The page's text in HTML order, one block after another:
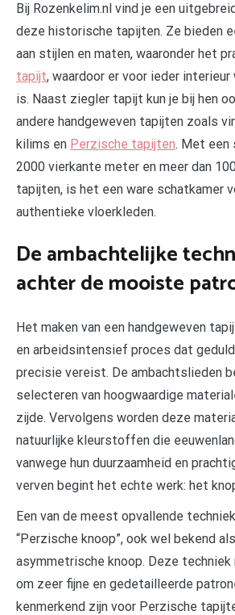
Bij Rozenkelim.nl vind je een
deze historische tapijten. Ze bieden
aan stijlen en maten, waaronder het
tapijt, waardoor er voor ieder
is. Naast ziegler tapijt kun je bij hen
andere handgeweven tapijten zoals
kilims en Perzische tapijten. Met een
2000 vierkante meter en meer dan
tapijten, is het een ware schatkamer
authentieke vloerkleden.
De ambachtelijke
achter de mooiste
Het maken van een handgeweven
en arbeidsintensief proces dat
precisie vereist. De ambachtslieden
selecteren van hoogwaardige
zijde. Vervolgens worden deze
natuurlijke kleurstoffen die
vanwege hun duurzaamheid en
verven begint het echte werk: het
Een van de meest opvallende
“Perzische knoop”, ook wel bekend
asymmetrische knoop. Deze
om zeer fijne en gedetailleerde
kenmerkend zijn voor Perzische